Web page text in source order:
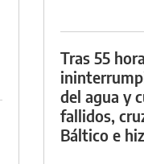
Tras 55
del agua y
fallidos,
Báltico e